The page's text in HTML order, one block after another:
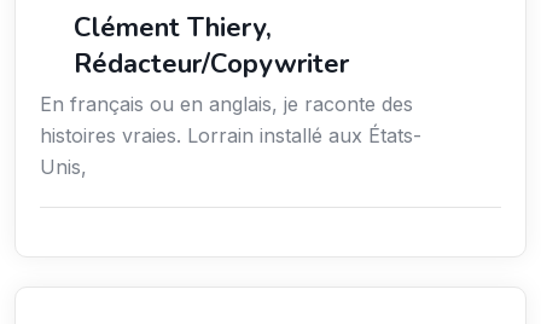
Clément Thiery,
Rédacteur/Copywriter
En français ou en anglais, je raconte des
histoires vraies. Lorrain installé aux États-
Unis,